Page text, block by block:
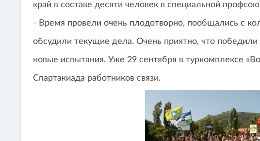
край в составе десяти человек в специальной
- Время провели очень плодотворно, пообщались с
обсудили текущие дела. Очень приятно, что победили
новые испытания. Уже 29 сентября в туркомплексе
Спартакиада работников связи.